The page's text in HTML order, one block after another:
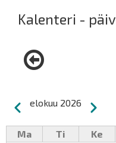
here:
Kalenteri -
Sivutus
Edellinen
elokuu 2026
Ma Ti Ke